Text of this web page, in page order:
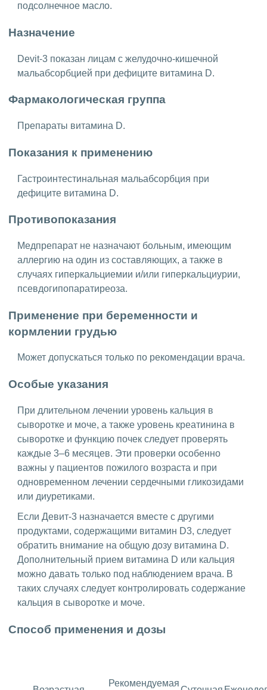
подсолнечное масло.
Назначение
Devit-3 показан лицам с желудочно-кишечной
мальабсорбцией при дефиците витамина D.
Фармакологическая группа
Препараты витамина D.
Показания к применению
Гастроинтестинальная мальабсорбция при
дефиците витамина D.
Противопоказания
Медпрепарат не назначают больным, имеющим
аллергию на один из составляющих, а также в
случаях гиперкальциемии и/или гиперкальциурии,
псевдогипопаратиреоза.
Применение при беременности и
кормлении грудью
Может допускаться только по рекомендации врача.
Особые указания
При длительном лечении уровень кальция в
сыворотке и моче, а также уровень креатинина в
сыворотке и функцию почек следует проверять
каждые 3–6 месяцев. Эти проверки особенно
важны у пациентов пожилого возраста и при
одновременном лечении сердечными гликозидами
или диуретиками.
Если Девит-3 назначается вместе с другими
продуктами, содержащими витамин D3, следует
обратить внимание на общую дозу витамина D.
Дополнительный прием витамина D или кальция
можно давать только под наблюдением врача. В
таких случаях следует контролировать содержание
кальция в сыворотке и моче.
Способ применения и дозы
Рекомендуемая